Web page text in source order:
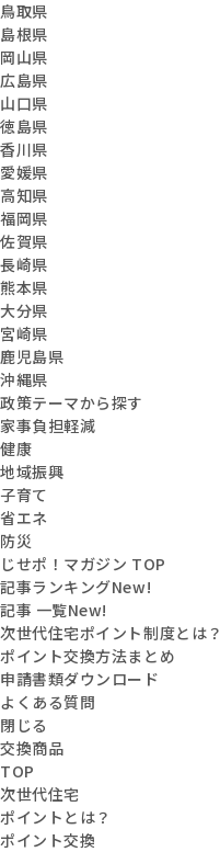
鳥取県
島根県
岡山県
広島県
山口県
徳島県
香川県
愛媛県
高知県
福岡県
佐賀県
長崎県
熊本県
大分県
宮崎県
鹿児島県
沖縄県
政策テーマから探す
家事負担軽減
健康
地域振興
子育て
省エネ
防災
じせポ！マガジン TOP
記事ランキングNew!
記事 一覧New!
次世代住宅ポイント制度とは？
ポイント交換方法まとめ
申請書類ダウンロード
よくある質問
閉じる
交換商品
TOP
次世代住宅
ポイントとは？
ポイント交換